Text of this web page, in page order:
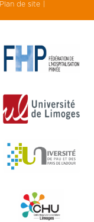
Plan de site